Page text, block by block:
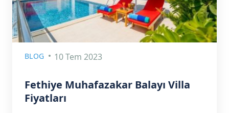
BLOG 10 Tem 2023
Fethiye Muhafazakar Balayı Villa
Fiyatları